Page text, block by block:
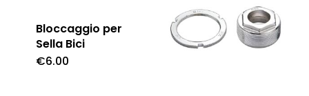
Bloccaggio per
Sella Bici
€6.00